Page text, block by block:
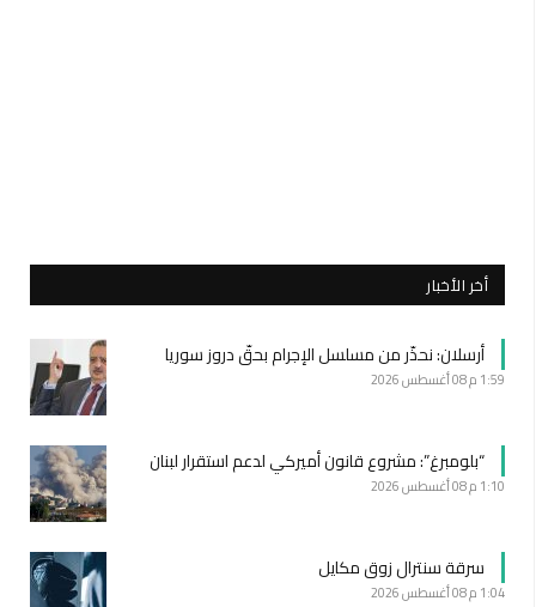
أخر الأخبار
أرسلان: نحذّر من مسلسل الإجرام بحقّ دروز سوريا
1:59 م 08 أغسطس 2026
“بلومبرغ”: مشروع قانون أميركي لدعم استقرار لبنان
1:10 م 08 أغسطس 2026
سرقة سنترال زوق مكايل
1:04 م 08 أغسطس 2026